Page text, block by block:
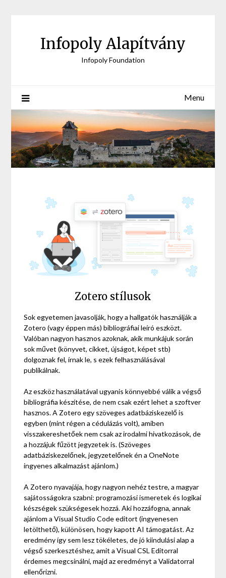
Infopoly Alapítvány
Infopoly Foundation
Menu
Zotero stílusok
Sok egyetemen javasolják, hogy a hallgatók használják a
Zotero (vagy éppen más) bibliográfiai leíró eszközt.
Valóban nagyon hasznos azoknak, akik munkájuk során
sok művet (könyvet, cikket, újságot, képet stb)
dolgoznak fel, írnak le, s ezek felhasználásával
publikálnak.
Az eszköz használatával ugyanis könnyebbé válik a végső
bibliográfia készítése, de nem csak ezért lehet a szoftver
hasznos. A Zotero egy szöveges adatbáziskezelő is
egyben (mint régen a cédulázás volt), amiben
visszakereshetőek nem csak az irodalmi hivatkozások, de
a hozzájuk fűzött jegyzetek is. (Szöveges
adatbáziskezelőnek, jegyzetelőnek én a OneNote
ingyenes alkalmazást ajánlom.)
A Zotero nyavajája, hogy nagyon nehéz testre, a magyar
sajátosságokra szabni: programozási ismeretek és logikai
készségek szükségesek hozzá. Aki hozzáfogna, annak
ajánlom a Visual Studio Code editort (ingyenesen
letölthető), különösen, hogy kapott AI támogatást. Az
eredmény így sem lesz tökéletes, de jó kiindulási alap a
végső szerkesztéshez, amit a Visual CSL Editorral
érdemes megcsinálni, majd az eredményt a Validatorral
ellenőrizni.